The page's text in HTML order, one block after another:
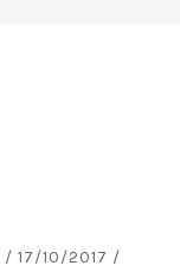
/ 17/10/2017 /